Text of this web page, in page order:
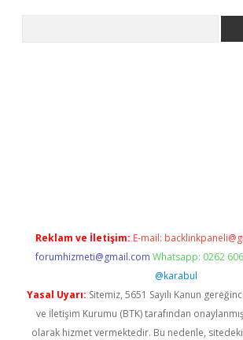
Reklam ve İletişim: E-mail:
forumhizmeti@gmail.com Whatsapp: 0262
@karabul
Yasal Uyarı: Sitemiz, 5651 Sayılı Kanun
ve İletişim Kurumu (BTK) tarafından
olarak hizmet vermektedir. Bu nedenle,